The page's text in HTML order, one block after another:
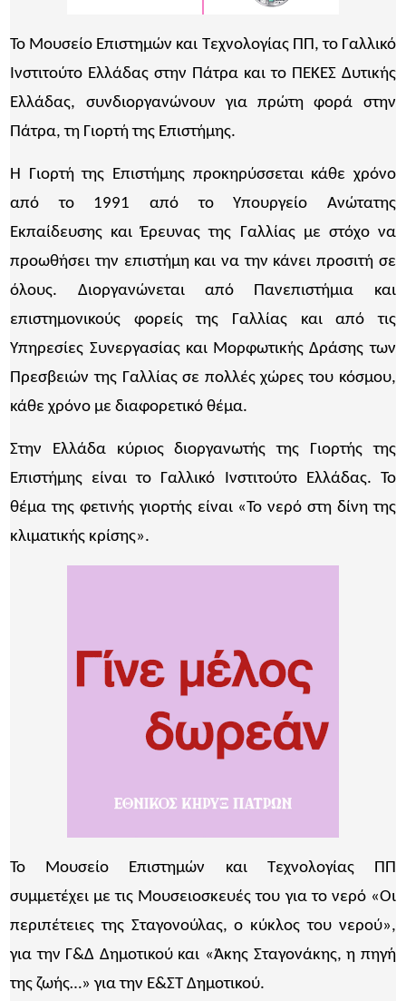
Το Μουσείο Επιστημών και Τεχνολογίας ΠΠ, το Γαλλικό
Ινστιτούτο Ελλάδας στην Πάτρα και το ΠΕΚΕΣ Δυτικής
Ελλάδας, συνδιοργανώνουν για πρώτη φορά στην
Πάτρα, τη Γιορτή της Επιστήμης.
Η Γιορτή της Επιστήμης προκηρύσσεται κάθε χρόνο
από το 1991 από το Υπουργείο Ανώτατης
Εκπαίδευσης και Έρευνας της Γαλλίας με στόχο να
προωθήσει την επιστήμη και να την κάνει προσιτή σε
όλους. Διοργανώνεται από Πανεπιστήμια και
επιστημονικούς φορείς της Γαλλίας και από τις
Υπηρεσίες Συνεργασίας και Μορφωτικής Δράσης των
Πρεσβειών της Γαλλίας σε πολλές χώρες του κόσμου,
κάθε χρόνο με διαφορετικό θέμα.
Στην Ελλάδα κύριος διοργανωτής της Γιορτής της
Επιστήμης είναι το Γαλλικό Ινστιτούτο Ελλάδας. Το
θέμα της φετινής γιορτής είναι «Το νερό στη δίνη της
κλιματικής κρίσης».
Το Μουσείο Επιστημών και Τεχνολογίας ΠΠ
συμμετέχει με τις Μουσειοσκευές του για το νερό «Οι
περιπέτειες της Σταγονούλας, ο κύκλος του νερού»,
για την Γ&Δ Δημοτικού και «Άκης Σταγονάκης, η πηγή
της ζωής…» για την Ε&ΣΤ Δημοτικού.